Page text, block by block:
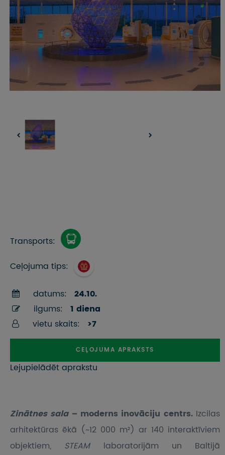
UZŅEMOŠAIS TŪRISMS
IMPRO KONKURSI
PIRMSLĪGUMA INFORMĀCIJA, KLIENTA LĪGUMS,
CEĻOJUMU APDROŠINĀŠANA
ATSAUKSMES PAR CEĻOJUMU
PIEMIŅAS ISTABA
Transports:
Ceļojuma tips:
datums:
24.10.
ilgums:
1 diena
vietu skaits:
>7
CEĻOJUMA APRAKSTS
Lejupielādēt aprakstu
Zinātnes sala – moderns inovāciju centrs. Izcilas
arhitektūras ēkā (~12 000 m²) ar 140 interaktīviem
objektiem, STEAM laboratorijām un Baltijā